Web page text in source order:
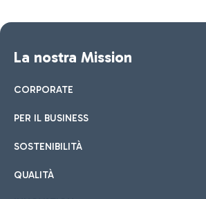
La nostra Mission
CORPORATE
PER IL BUSINESS
SOSTENIBILITÀ
QUALITÀ